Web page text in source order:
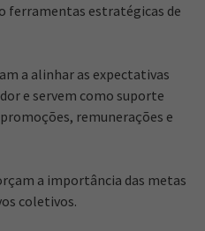
ferramentas estratégicas de
a alinhar as expectativas
e servem como suporte
remunerações e
a importância das metas
coletivos.